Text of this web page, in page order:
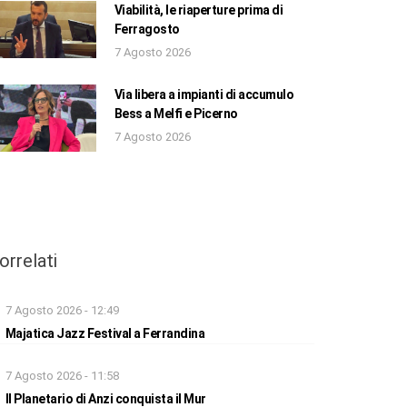
Viabilità, le riaperture prima di
Ferragosto
7 Agosto 2026
Via libera a impianti di accumulo
Bess a Melfi e Picerno
7 Agosto 2026
7 Agosto 2026 - 12:49
Majatica Jazz Festival a Ferrandina
7 Agosto 2026 - 11:58
Il Planetario di Anzi conquista il Mur